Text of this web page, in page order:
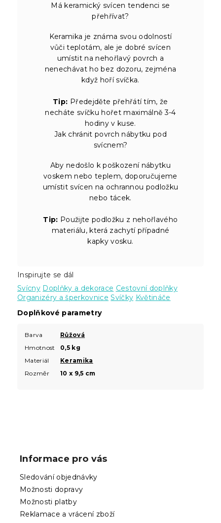
Má keramický svícen tendenci se
přehřívat?
Keramika je známa svou odolností
vůči teplotám, ale je dobré svícen
umístit na nehořlavý povrch a
nenechávat ho bez dozoru, zejména
když hoří svíčka.
Tip: Předejděte přehřátí tím, že
necháte svíčku hořet maximálně 3-4
hodiny v kuse.
Jak chránit povrch nábytku pod
svícnem?
Aby nedošlo k poškození nábytku
voskem nebo teplem, doporučujeme
umístit svícen na ochrannou podložku
nebo tácek.
Tip: Použijte podložku z nehořlavého
materiálu, která zachytí případné
kapky vosku.
Inspirujte se dál
Svícny Doplňky a dekorace Cestovní doplňky
Organizéry a šperkovnice Svíčky Květináče
Doplňkové parametry
Barva
Růžová
Hmotnost
0,5 kg
Materiál
Keramika
Rozměr
10 x 9,5 cm
Informace pro vás
Sledování objednávky
Možnosti dopravy
Možnosti platby
Reklamace a vrácení zboží